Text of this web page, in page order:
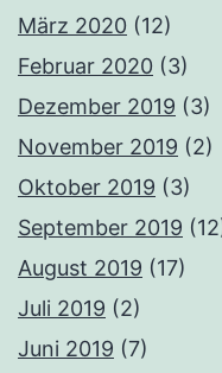
März 2020 (12)
Februar 2020 (3)
Dezember 2019 (3)
November 2019 (2)
Oktober 2019 (3)
September 2019
August 2019 (17)
Juli 2019 (2)
Juni 2019 (7)